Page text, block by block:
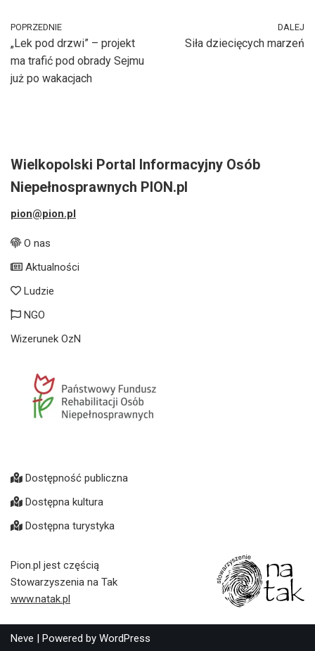
POPRZEDNIE
„Lek pod drzwi” – projekt
ma trafić pod obrady Sejmu
już po wakacjach
DALEJ
Siła dziecięcych marzeń
Wielkopolski Portal Informacyjny Osób
Niepełnosprawnych PION.pl
pion@pion.pl
O nas
Aktualności
Ludzie
NGO
Wizerunek OzN
Dostępność publiczna
Dostępna kultura
Dostępna turystyka
Pion.pl jest częścią
Stowarzyszenia na Tak
www.natak.pl
Neve | Powered by WordPress